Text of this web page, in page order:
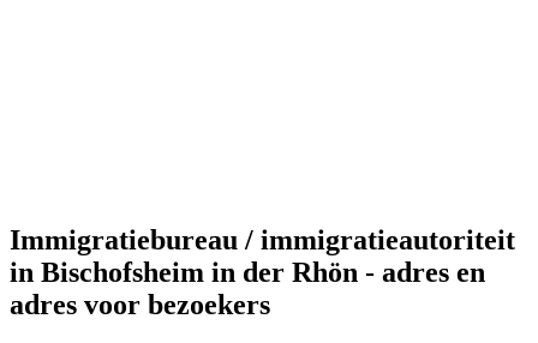
Immigratiebureau / immigratieautoriteit
in Bischofsheim in der Rhön - adres en
adres voor bezoekers